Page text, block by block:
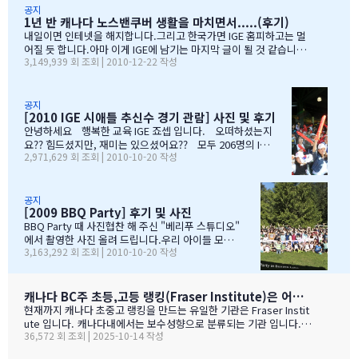
장님, 웨스트캐나다 보험 김정중부장님, 하나투어 지용구님, IGE S
CHOOL 부서에 김미정선생님, 박숙희 선생님 그리고 코퀴틀람 사
무실에 김의정팀장님, 김예경님 진심을 감사드립니다. 마지막으
로 요번 행사를 진행해주신 전준성 본부장님께 감사드리며, 이벤트
까지 준비해주신 본부장님 수고많으셨습니다. " 스키 이벤트" 꼭
들은 댓글로 남겨주시면, 카톡 혹은 메일로 보내드리겠습니다. 감
사합니다.…
공지
1년 반 캐나다 노스밴쿠버 생활을 마치면서.....(후기)
내일이면 인테넷을 해지합니다.그리고 한국가면 IGE 홈피하고는 멀
어질 듯 합니다.아마 이게 IGE에 남기는 마지막 글이 될 것 같습니다
1년 반동안의 시간...저희 아이들에게 너무 소중한 시간이였습니다.
선택이였는데......추천 받은 세 군 데 중에서 선택한 IGE.....서비스
마인드가 확실하고 고객을 끝까지 책임질 줄 아는 회사였습니다.한
국 학생이 적은 웨스트 벤쿠버. 그리고 정 사장님이 추천해주신 caulf
eild.....최고의 선택이였습니다. 아이들은 지난 주 부터 계속 farew
ell party입니다.지난 주에 큰애는 6학년 남자 애들 모두 모여서 이번
에 떠나는 한국 아이 2명을 위한 피자파티에 참석하였고 이번 주는 6
학년 아이들끼리 노벤에 있는 레이저텍에서 번개 모임을 하고 놀다가
왔습니다.둘째는 친했던 친구들 집에 초대를 받아서 4명의 친구와 돌
아가면서 sleep over하느라 집에 들어오질 않습니…
3,149,939 회 조회 | 2010-12-22 작성
공지
[2010 IGE 시애틀 추신수 경기 관람] 사진 및 후기
안녕하세요 행복한 교육 IGE 죠셉 입니다. 오떠하셨는지
요?? 힘드셨지만, 재미는 있으셨어요?? 모두 206명의 IGE
가족분들이 참석하셨으며, 무사히 이벤트 마무리되었습니
습니다. 감사합니다...꾸벅!!! 이른 아침부터 준비하시고,
국경에서 장작 3시간동안 시간이 걸리셨고....오마이갓~!!!
그래두 미국땅은 밟아보았죠~~추신수도 보고~~야구경기도
보고~~~따뜻한 햇빛아래에서 시원한 맥주도....ㅋㅋㅋ ^^
아버님/어머님들의 여유스러운 모습에 저 또한 신나드라고
요~~~응원도 힘차게 하며...단지 추신수 선수가 뒷 돌아보지
않아서 아쉬웠지만...........( 쫌~~ 뒤를 돌아보고 손 한번 흔
떠나면 고생이죠??? ㅋㅋㅋㅋㅋㅋ …
2,971,629 회 조회 | 2010-10-20 작성
공지
[2009 BBQ Party] 후기 및 사진
BBQ Party 때 사진협찬 해 주신 "베리푸 스튜디오"
에서 촬영한 사진 올려 드립니다.우리 아이들 모
습 잘 찾아 보세요..혹시나 빠진 가족이 있더라도 용
3,163,292 회 조회 | 2010-10-20 작성
캐나다 BC주 초등,고등 랭킹(Fraser Institute)은 어떻게 만들어 지나 ?
현재까지 캐나다 초중고 랭킹을 만드는 유일한 기관은 Fraser Instit
ute 입니다. 캐나다내에서는 보수성향으로 분류되는 기관 입니다.
하여간일반적으로 학교 랭킹 하면 학교의 성적 그러니까 표준 시험결
36,572 회 조회 | 2025-10-14 작성